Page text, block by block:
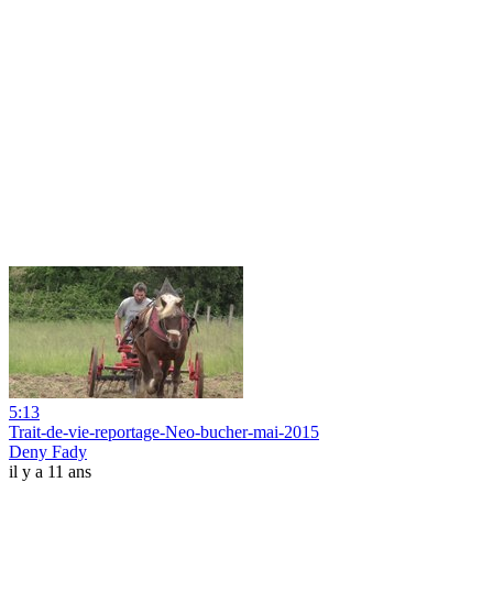
5:13
Trait-de-vie-reportage-Neo-bucher-mai-2015
Deny Fady
il y a 11 ans